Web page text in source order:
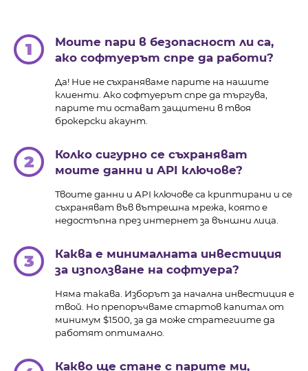
1
Моите пари в безопасност ли са,
ако софтуерът спре да работи?
Да! Ние не съхраняваме парите на нашите
клиенти. Ако софтуерът спре да търгува,
парите ти остават защитени в твоя
брокерски акаунт.
2
Колко сигурно се съхраняват
моите данни и API ключове?
Твоите данни и API ключове са криптирани и се
съхраняват във вътрешна мрежа, която е
недостъпна през интернет за външни лица.
3
Каква е минималната инвестиция
за използване на софтуера?
Няма такава. Изборът за начална инвестиция е
твой. Но препоръчваме стартов капитал от
минимум $1500, за да може стратегиите да
работят оптимално.
Какво ще стане с парите ми,